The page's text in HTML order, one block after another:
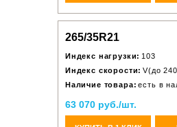
265/35R21
Индекс нагрузки: 103
Индекс скорости: V(до
Наличие товара: есть в
63 070 руб./шт.